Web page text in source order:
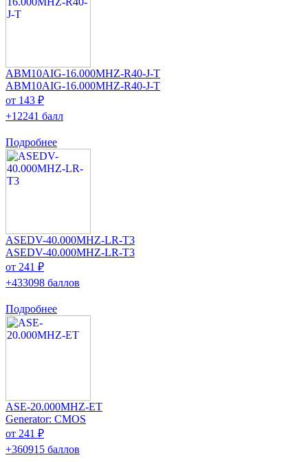
ABM10AIG-16.000MHZ-R40-J-T
ABM10AIG-16.000MHZ-R40-J-T
от 143 ₽
+12241 балл
Подробнее
ASEDV-40.000MHZ-LR-T3
ASEDV-40.000MHZ-LR-T3
от 241 ₽
+433098 баллов
Подробнее
ASE-20.000MHZ-ET
Generator: CMOS
от 241 ₽
+360915 баллов